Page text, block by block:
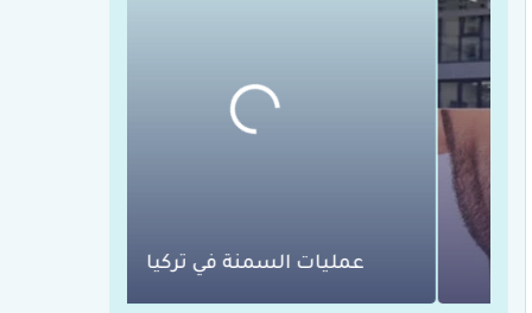
عمليات السمنة في تركيا